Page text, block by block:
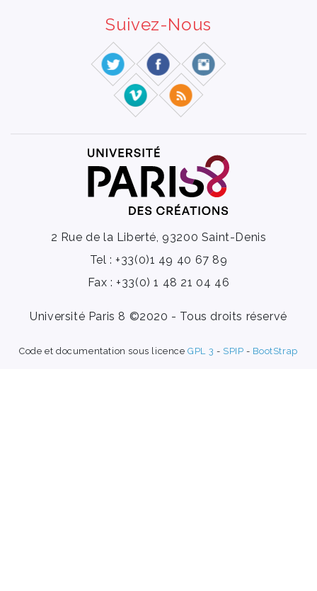
Suivez-Nous
2 Rue de la Liberté, 93200 Saint-Denis
Tel : +33(0)1 49 40 67 89
Fax : +33(0) 1 48 21 04 46
Université Paris 8 ©2020 - Tous droits réservé
Code et documentation sous licenceGPL 3 - SPIP - BootStrap